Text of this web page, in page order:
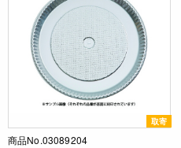
取寄
商品No.03089204